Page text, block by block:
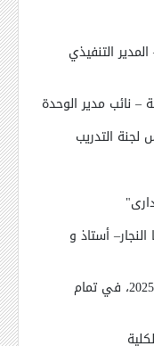
التنفيذي
أستاذ و
وذلك يوم الأربعاء الموافق 12 نوفمبر 2025، في تمام